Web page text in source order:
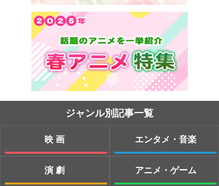
ジャンル別記事一覧
映画
演劇
エンタメ・音楽
アニメ・ゲーム